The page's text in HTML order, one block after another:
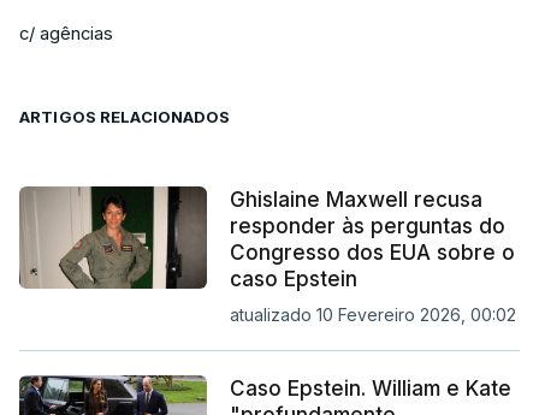
c/ agências
ARTIGOS RELACIONADOS
Ghislaine Maxwell recusa
responder às perguntas do
Congresso dos EUA sobre o
caso Epstein
atualizado 10 Fevereiro 2026, 00:02
Caso Epstein. William e Kate